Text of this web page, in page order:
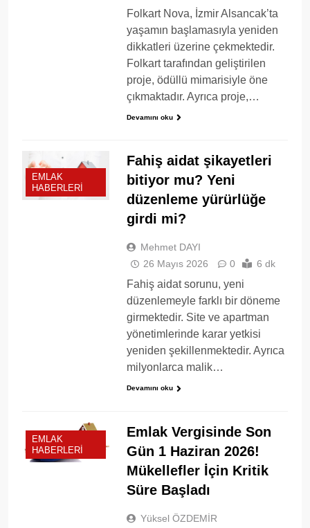
Folkart Nova, İzmir Alsancak’ta
yaşamın başlamasıyla yeniden
dikkatleri üzerine çekmektedir.
Folkart tarafından geliştirilen
proje, ödüllü mimarisiyle öne
çıkmaktadır. Ayrıca proje,…
Devamını oku
EMLAK
HABERLERI
Fahiş aidat şikayetleri
bitiyor mu? Yeni
düzenleme yürürlüğe
girdi mi?
Mehmet DAYI
26 Mayıs 2026
0 6 dk
Fahiş aidat sorunu, yeni
düzenlemeyle farklı bir döneme
girmektedir. Site ve apartman
yönetimlerinde karar yetkisi
yeniden şekillenmektedir. Ayrıca
milyonlarca malik…
Devamını oku
EMLAK
HABERLERI
Emlak Vergisinde Son
Gün 1 Haziran 2026!
Mükellefler İçin Kritik
Süre Başladı
Yüksel ÖZDEMİR